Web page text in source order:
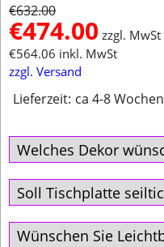
€632.00
€474.00 zzgl. MwSt
€564.06 inkl. MwSt
zzgl. Versand
Lieferzeit: ca 4-8 Wochen